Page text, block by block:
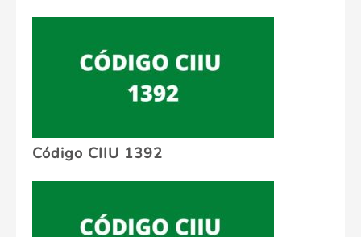
Código CIIU 1392